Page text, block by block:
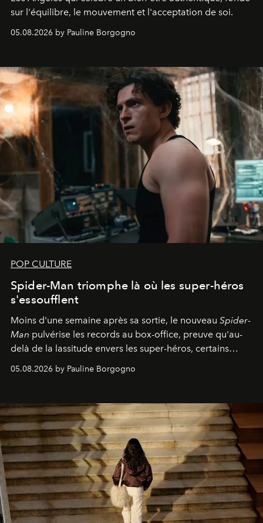
sur l'équilibre, le mouvement et l'acceptation de soi.
05.08.2026 by Pauline Borgogno
POP CULTURE
Spider-Man triomphe là où les super-héros
s'essoufflent
Moins d'une semaine après sa sortie, le nouveau Spider-
Man pulvérise les records au box-office, preuve qu'au-
delà de la lassitude envers les super-héros, certains
personnages continuent de susciter une ferveur intacte.
05.08.2026 by Pauline Borgogno